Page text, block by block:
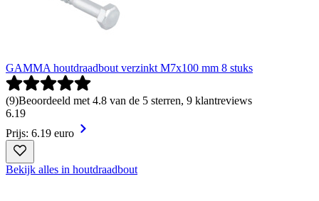
GAMMA houtdraadbout verzinkt M7x100 mm 8 stuks
(9)Beoordeeld met 4.8 van de 5 sterren, 9 klantreviews
6.19
Prijs: 6.19 euro
Bekijk alles in houtdraadbout